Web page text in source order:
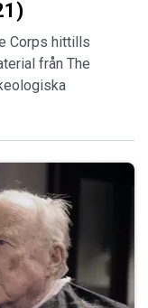
Corps hittills
från The